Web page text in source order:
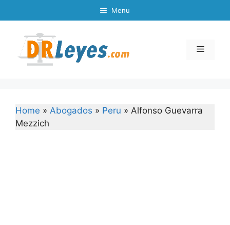
to
Menu
Menu
Home » Abogados » Peru » Alfonso Guevarra
Mezzich